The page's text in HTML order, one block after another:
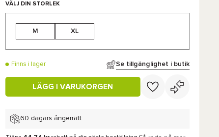
VÄLJ DIN STORLEK
M XL
Finns i lager Se tillgänglighet i butik
LÄGG I VARUKORGEN
60 dagars ångerrätt